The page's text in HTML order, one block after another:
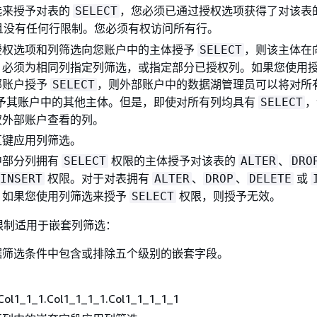
授予对表的 SELECT ，您必须已通过授权选项获得了对该表
没有任何行限制。您必须有权访问所有行。
选项和列筛选向您账户中的主体授予 SELECT ，则该主体在
须为相同列指定列筛选，或指定部分已授权列。如果您使用
户授予 SELECT ，则外部账户中的数据湖管理员可以将对所
其账户中的其他主体。但是，即使对所有列均具有 SELECT
部账户查看的列。
应用列筛选。
分列拥有 SELECT 权限的主体授予对该表的 ALTER 、
INSERT 权限。对于对表拥有 ALTER 、 DROP 、 DELETE 或
果您使用列筛选来授予 SELECT 权限，则授予无效。
适用于嵌套列筛选：
选条件中包含或排除五个级别的嵌套字段。